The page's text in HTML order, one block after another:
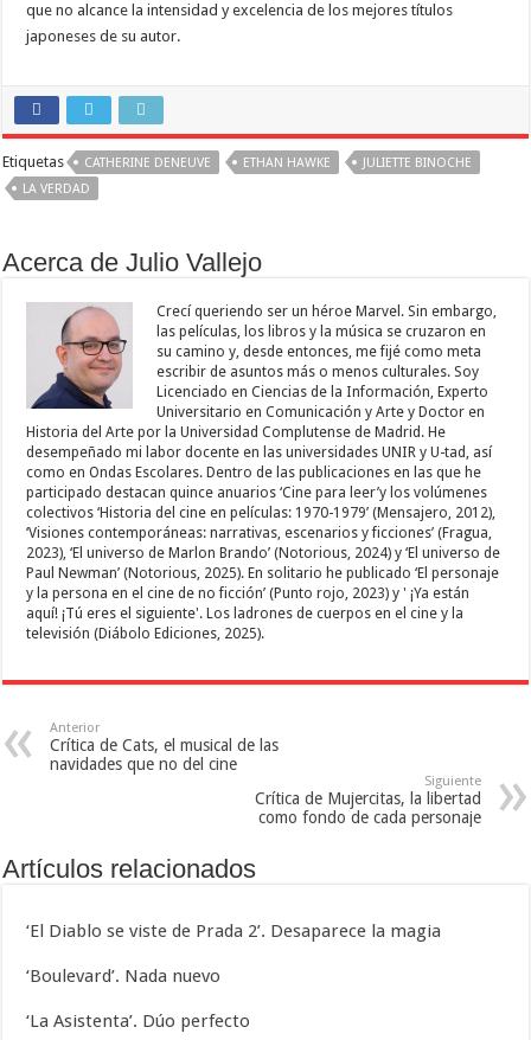
que no alcance la intensidad y excelencia de los mejores títulos
japoneses de su autor.
Etiquetas CATHERINE DENEUVE ETHAN HAWKE
JULIETTE BINOCHE
LA VERDAD
Acerca de Julio Vallejo
Crecí queriendo ser un héroe Marvel. Sin embargo,
las películas, los libros y la música se cruzaron en
su camino y, desde entonces, me fijé como meta
escribir de asuntos más o menos culturales. Soy
Licenciado en Ciencias de la Información, Experto
Universitario en Comunicación y Arte y Doctor en
Historia del Arte por la Universidad Complutense de Madrid. He
desempeñado mi labor docente en las universidades UNIR y U-tad, así
como en Ondas Escolares. Dentro de las publicaciones en las que he
participado destacan quince anuarios ‘Cine para leer’y los volúmenes
colectivos ‘Historia del cine en películas: 1970-1979’ (Mensajero, 2012),
‘Visiones contemporáneas: narrativas, escenarios y ficciones’ (Fragua,
2023), ‘El universo de Marlon Brando’ (Notorious, 2024) y ‘El universo de
Paul Newman’ (Notorious, 2025). En solitario he publicado ‘El personaje
y la persona en el cine de no ficción’ (Punto rojo, 2023) y ' ¡Ya están
aquí! ¡Tú eres el siguiente'. Los ladrones de cuerpos en el cine y la
televisión (Diábolo Ediciones, 2025).
Anterior
Crítica de Cats, el musical de las
navidades que no del cine
Siguiente
Crítica de Mujercitas, la libertad
como fondo de cada personaje
Artículos relacionados
‘El Diablo se viste de Prada 2’. Desaparece la magia
‘Boulevard’. Nada nuevo
‘La Asistenta’. Dúo perfecto